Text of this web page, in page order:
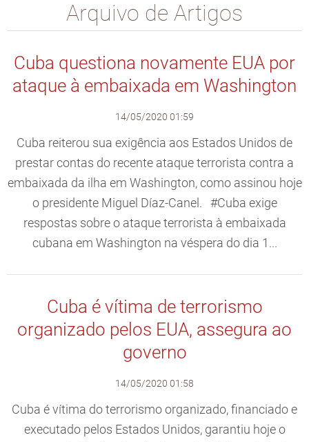
Arquivo de Artigos
Cuba questiona novamente EUA por
ataque à embaixada em Washington
14/05/2020 01:59
Cuba reiterou sua exigência aos Estados Unidos de
prestar contas do recente ataque terrorista contra a
embaixada da ilha em Washington, como assinou hoje
o presidente Miguel Díaz-Canel. #Cuba exige
respostas sobre o ataque terrorista à embaixada
cubana em Washington na véspera do dia 1...
Cuba é vítima de terrorismo
organizado pelos EUA, assegura ao
governo
14/05/2020 01:58
Cuba é vítima do terrorismo organizado, financiado e
executado pelos Estados Unidos, garantiu hoje o